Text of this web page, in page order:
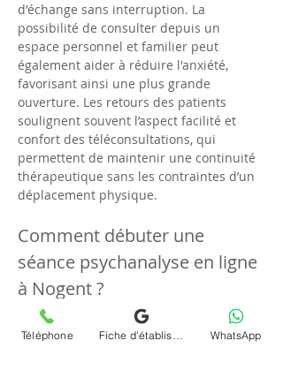
d'échange sans interruption. La
possibilité de consulter depuis un
espace personnel et familier peut
également aider à réduire l'anxiété,
favorisant ainsi une plus grande
ouverture. Les retours des patients
soulignent souvent l’aspect facilité et
confort des téléconsultations, qui
permettent de maintenir une continuité
thérapeutique sans les contraintes d’un
déplacement physique.
Comment débuter une
séance psychanalyse en ligne
à Nogent ?
Débuter une
téléconsultation (visio) et
séance psychanalyse (psy) en ligne et à
Téléphone WhatsApp